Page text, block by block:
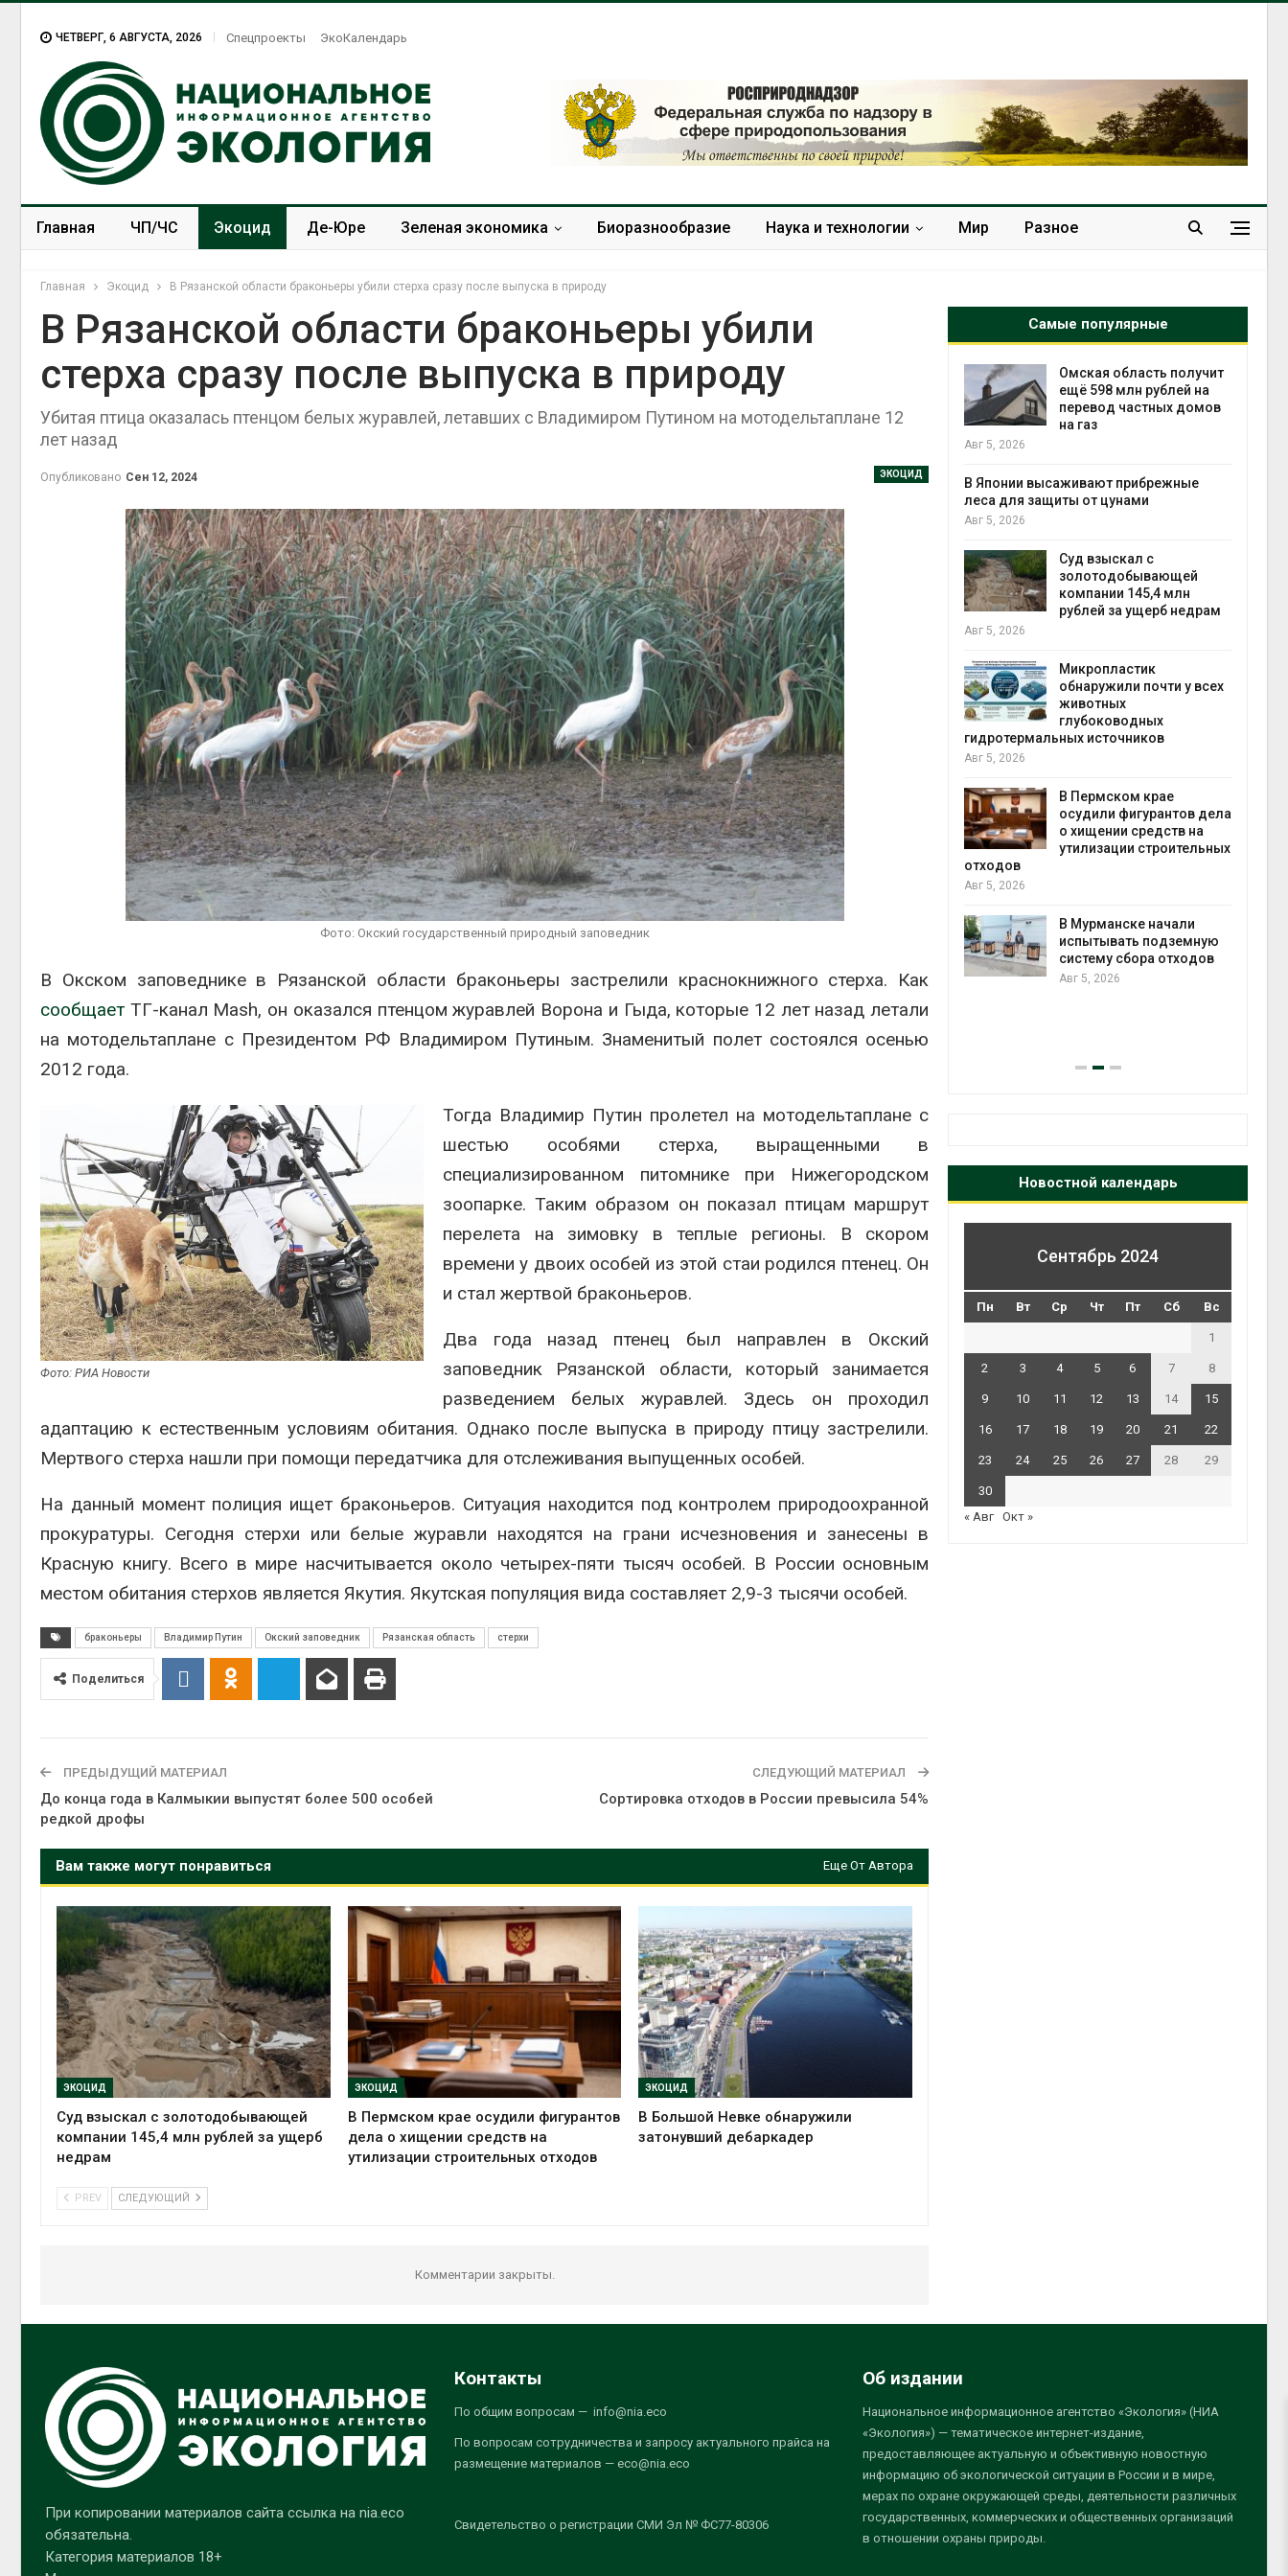
ЧЕТВЕРГ, 6 АВГУСТА, 2026 Спецпроекты ЭкоКалендарь
Главная ЧП/ЧС Экоцид Де-Юре Зеленая экономика Биоразнообразие Наука и технологии Мир Разное
Главная Экоцид В Рязанской области браконьеры убили стерха сразу после выпуска в природу
В Рязанской области браконьеры убили
стерха сразу после выпуска в природу
Убитая птица оказалась птенцом белых журавлей, летавших с Владимиром Путином на мотодельтаплане 12
лет назад
ЭКОЦИД
Опубликовано Сен 12, 2024
Фото: Окский государственный природный заповедник
В Окском заповеднике в Рязанской области браконьеры застрелили краснокнижного стерха. Как
сообщает ТГ-канал Mash, он оказался птенцом журавлей Ворона и Гыда, которые 12 лет назад летали
на мотодельтаплане с Президентом РФ Владимиром Путиным. Знаменитый полет состоялся осенью
2012 года.
Фото: РИА Новости
Тогда Владимир Путин пролетел на мотодельтаплане с
шестью особями стерха, выращенными в
специализированном питомнике при Нижегородском
зоопарке. Таким образом он показал птицам маршрут
перелета на зимовку в теплые регионы. В скором
времени у двоих особей из этой стаи родился птенец. Он
и стал жертвой браконьеров.
Два года назад птенец был направлен в Окский
заповедник Рязанской области, который занимается
разведением белых журавлей. Здесь он проходил
адаптацию к естественным условиям обитания. Однако после выпуска в природу птицу застрелили.
Мертвого стерха нашли при помощи передатчика для отслеживания выпущенных особей.
На данный момент полиция ищет браконьеров. Ситуация находится под контролем природоохранной
прокуратуры. Сегодня стерхи или белые журавли находятся на грани исчезновения и занесены в
Красную книгу. Всего в мире насчитывается около четырех-пяти тысяч особей. В России основным
местом обитания стерхов является Якутия. Якутская популяция вида составляет 2,9-3 тысячи особей.
браконьеры Владимир Путин Окский заповедник Рязанская область стерхи
Поделиться
ПРЕДЫДУЩИЙ МАТЕРИАЛ
До конца года в Калмыкии выпустят более 500 особей
редкой дрофы
СЛЕДУЮЩИЙ МАТЕРИАЛ
Сортировка отходов в России превысила 54%
Вам также могут понравиться Еще От Автора
ЭКОЦИД
Суд взыскал с золотодобывающей
компании 145,4 млн рублей за ущерб
недрам
ЭКОЦИД
В Пермском крае осудили фигурантов
дела о хищении средств на
утилизации строительных отходов
ЭКОЦИД
В Большой Невке обнаружили
затонувший дебаркадер
PREV СЛЕДУЮЩИЙ
Комментарии закрыты.
Самые популярные
В Татарстане
продолжают
перемещения
единую систему
мониторинга и оценки
нагрузки на Байкал
Авг 5, 2026
Спасённые от
исчезновения крокодилы
всё чаще нападают на
жителей Малайзии
Авг 5, 2026
В России изменили
правила защиты от
паводков,
лесоустройства,
рыболовства и регистрации пестицидов
Авг 5, 2026
От спасения рек до
цифровых экотроп:
определены финалисты
Детского
экологического форума
Авг 4, 2026
Обратный разворот: Shell
продаёт европейские
ВИЭ-активы и усиливает
Авг 4, 2026
В Австралии снизят
стоимость установки
бизнеса
Москвариум отметит 11-
фестивалем
Авг 5, 2026
В Кении противников
строительства АЭС
проверяют по статье о
терроризме
Авг 5, 2026
Суд запретил
использовать
крокодилов для охраны
израильской тюрьмы
Авг 5, 2026
Органические яйца
оказались «хуже для
климата»: исследование
показало пределы
экологических расчётов
Авг 5, 2026
Стартовал прием заявок
«Экопозитив-2026»
Омская область получит
ещё 598 млн рублей на
перевод частных домов
на газ
Авг 5, 2026
В Японии высаживают прибрежные
леса для защиты от цунами
Авг 5, 2026
Суд взыскал с
золотодобывающей
компании 145,4 млн
рублей за ущерб недрам
Авг 5, 2026
Микропластик
обнаружили почти у всех
животных
глубоководных
гидротермальных источников
Авг 5, 2026
В Пермском крае
осудили фигурантов дела
о хищении средств на
утилизации строительных
отходов
Авг 5, 2026
В Мурманске начали
испытывать подземную
систему сбора отходов
Авг 5, 2026
Новостной календарь
Сентябрь 2024
Пн Вт Ср Чт Пт Сб Вс
1
2 3 4 5 6 7 8
9 10 11 12 13 14 15
16 17 18 19 20 21 22
23 24 25 26 27 28 29
30
« Авг Окт »
При копировании материалов сайта ссылка на nia.eco
обязательна.
Категория материалов 18+
Контакты
По общим вопросам — info@nia.eco
По вопросам сотрудничества и запросу актуального прайса на
размещение материалов — eco@nia.eco
Свидетельство о регистрации СМИ Эл № ФС77-80306
Об издании
Национальное информационное агентство «Экология» (НИА
«Экология») — тематическое интернет-издание,
предоставляющее актуальную и объективную новостную
информацию об экологической ситуации в России и в мире,
мерах по охране окружающей среды, деятельности различных
государственных, коммерческих и общественных организаций
в отношении охраны природы.